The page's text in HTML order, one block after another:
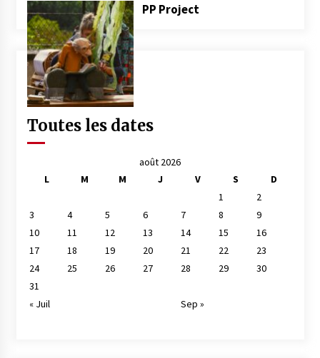
PP Project
Toutes les dates
août 2026
L
M M J V S
D
1
2
3
4 5 6 7 8
9
10
11 12 13 14 15
16
17
18 19 20 21 22
23
24
25 26 27 28 29
30
31
« Juil
Sep »